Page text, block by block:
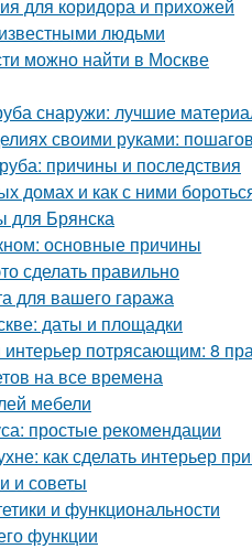
для коридора и прихожей
людьми
можно найти в Москве
снаружи: лучшие
своими руками:
причины и последствия
домах и как с ними
для Брянска
основные причины
сделать правильно
для вашего гаража
даты и площадки
потрясающим: 8
на все времена
мебели
простые рекомендации
как сделать интерьер
и советы
и функциональности
функции